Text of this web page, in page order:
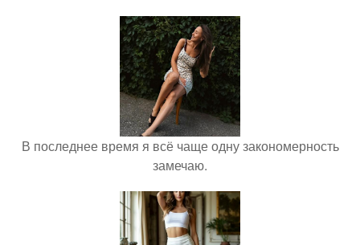
В последнее время я всё чаще одну закономерность
замечаю.